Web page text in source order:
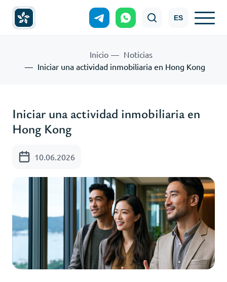
ES
Inicio
Noticias
Iniciar una actividad inmobiliaria en Hong Kong
Iniciar una actividad inmobiliaria en
Hong Kong
10.06.2026